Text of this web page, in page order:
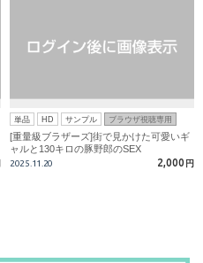
単品 HD サンプル ブラウザ視聴専用
[重量級ブラザーズ]街で見かけた可愛いギ
ャルと130キロの豚野郎のSEX
2025.11.20 2,000 円